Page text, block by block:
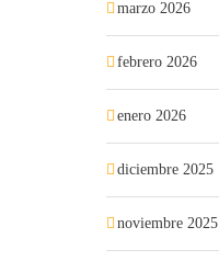
marzo 2026
febrero 2026
enero 2026
diciembre 2025
noviembre 2025